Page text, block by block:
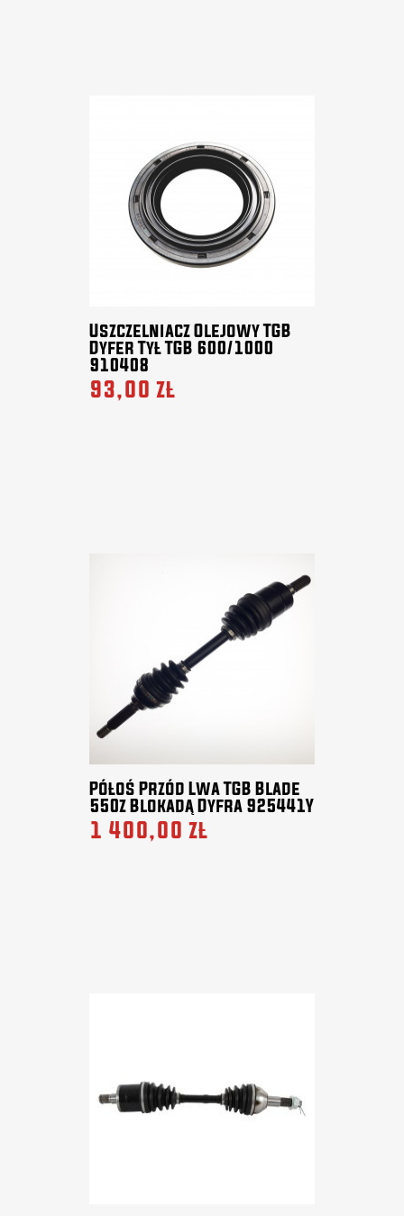
Uszczelniacz Olejowy TGB
Dyfer Tył TGB 600/1000
910408
93,00 zł
Półoś Przód Lwa TGB Blade
550z Blokadą Dyfra 925441Y
1 400,00 zł